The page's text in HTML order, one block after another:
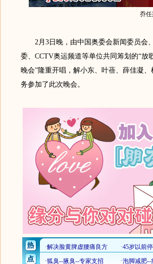
乔任
2月3日晚，由中国奥委会新闻委员会
委、CCTV奥运频道等单位共同筹划的“
晚会”隆重开唱，解小东、叶蓓、薛佳凝
务参加了此次晚会。